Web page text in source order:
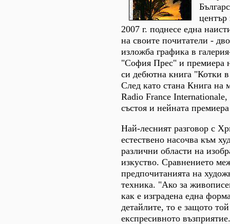
2007 г. поднесе една
на своите почитатели -
изложба графика в
"София Прес" и премиера
си дебютна книга "Котки
След като стана Книга на
Radio France
състоя и нейната
Най-лесният разговор с
естествено насочва към
различни области на
изкуство. Сравнението
предпочитанията на
техника. "Ако за
как е изградена една
детайлите, то е защото той
експресивното